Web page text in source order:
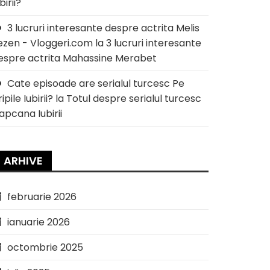
3 lucruri interesante despre actrita Melis
- Vloggeri.com la3 lucruri interesante
actrita Mahassine Merabet
Cate episoade are serialul turcesc Pe
Iubirii? la Totul despre serialul turcesc
Iubirii
ARHIVE
februarie 2026
ianuarie 2026
octombrie 2025